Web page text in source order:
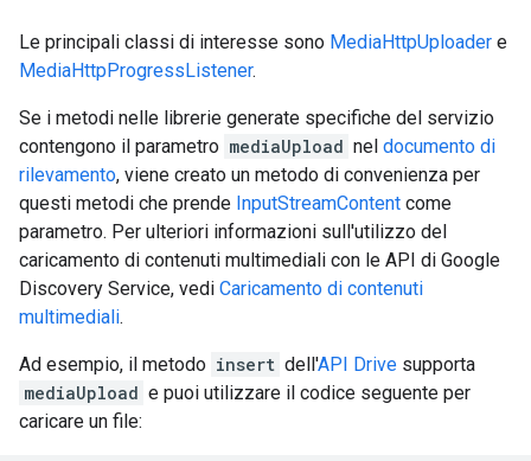
Le principali classi di interesse sono MediaHttpUploader e
MediaHttpProgressListener.
Se i metodi nelle librerie generate specifiche del servizio
contengono il parametro mediaUpload nel documento di
rilevamento, viene creato un metodo di convenienza per
questi metodi che prende InputStreamContent come
parametro. Per ulteriori informazioni sull'utilizzo del
caricamento di contenuti multimediali con le API di Google
Discovery Service, vedi Caricamento di contenuti
multimediali.
Ad esempio, il metodo insert dell'API Drive supporta
mediaUpload e puoi utilizzare il codice seguente per
caricare un file: